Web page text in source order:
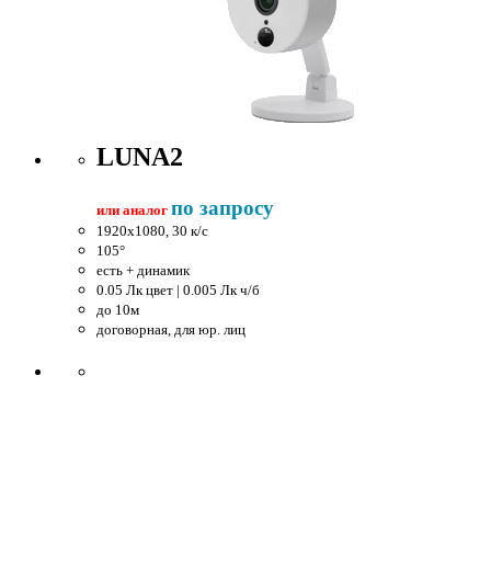
LUNA2
или аналог по запросу
1920x1080, 30 к/c
105°
есть + динамик
0.05 Лк цвет | 0.005 Лк ч/б
до 10м
договорная, для юр. лиц